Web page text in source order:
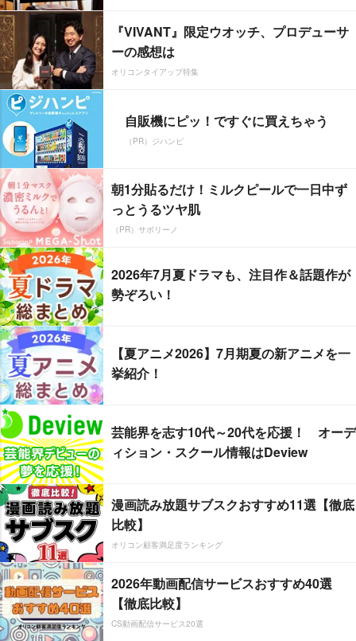
『VIVANT』限定ウオッチ、プロデューサ
ーの感想は
オリコンタイアップ特集
自販機にピッ！ですぐに買えちゃう
（PR）ジハンピ
朝1分貼るだけ！ミルクピールで一日中ず
っとうるツヤ肌
（PR）サボリーノ
2026年7月夏ドラマも、注目作＆話題作が
勢ぞろい！
【夏アニメ2026】7月期夏の新アニメを一
挙紹介！
芸能界を志す10代～20代を応援！ オーデ
ィション・スクール情報はDeview
漫画読み放題サブスクおすすめ11選【徹底
比較】
オリコン顧客満足度ランキング
2026年動画配信サービスおすすめ40選
【徹底比較】
CS動画配信サービス20選